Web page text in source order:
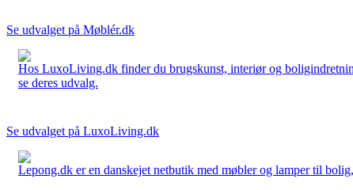
Se udvalget på Møblér.dk
Hos LuxoLiving.dk finder du brugskunst, interiør og
se deres udvalg.
Se udvalget på LuxoLiving.dk
Lepong.dk er en danskejet netbutik med møbler og lamper til